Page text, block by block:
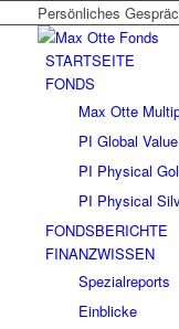
Persönliches
STARTSEITE
FONDS
Max Otte
PI Global
PI Physical
PI Physical
FONDSBERICHTE
FINANZWISSEN
Spezialreports
Einblicke